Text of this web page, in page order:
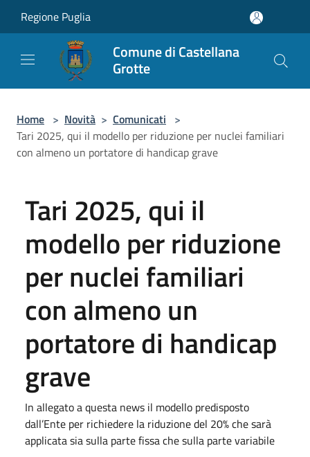
Regione Puglia
Comune di Castellana
Grotte
Home > Novità > Comunicati >
Tari 2025, qui il modello per riduzione per nuclei familiari
con almeno un portatore di handicap grave
Tari 2025, qui il
modello per riduzione
per nuclei familiari
con almeno un
portatore di handicap
grave
In allegato a questa news il modello predisposto
dall’Ente per richiedere la riduzione del 20% che sarà
applicata sia sulla parte fissa che sulla parte variabile